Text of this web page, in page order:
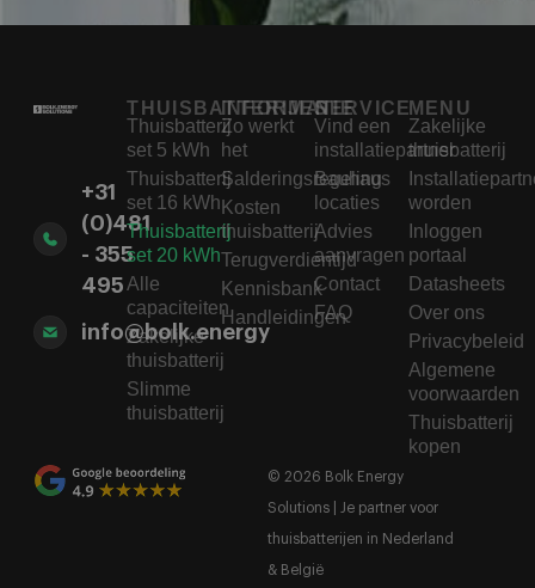
+31
(0)481
- 355
495
info@bolk.energy
THUISBATTERIJEN
Thuisbatterij
set 5 kWh
Thuisbatterij
set 16 kWh
Thuisbatterij
set 20 kWh
Alle
capaciteiten
Zakelijke
thuisbatterij
Slimme
thuisbatterij
INFORMATIE
Zo werkt
het
Salderingsregeling
Kosten
thuisbatterij
Terugverdientijd
Kennisbank
Handleidingen
SERVICE
Vind een
installatiepartner
Bauhaus
locaties
Advies
aanvragen
Contact
FAQ
MENU
Zakelijke
thuisbatterij
worden
Inloggen
portaal
Datasheets
Over ons
Privacybeleid
Algemene
voorwaarden
Thuisbatterij
kopen
© 2026 Bolk Energy
Solutions | Je partner voor
thuisbatterijen in Nederland
& België